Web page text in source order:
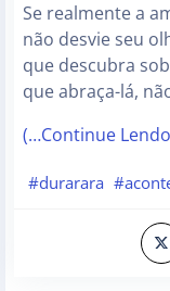
Se realmente a
não desvie seu
que descubra
que abraça-lá,
(…Continue
#durarara